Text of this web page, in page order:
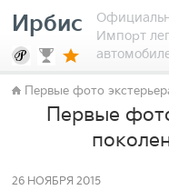
Ирбис
Импорт
Первые фото
Первые
26 НОЯБРЯ 2015